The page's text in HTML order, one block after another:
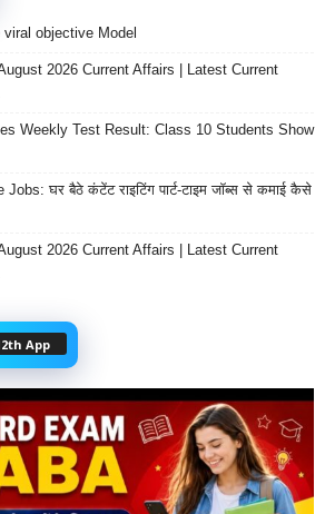
objective Model
2026 Current Affairs | Latest Current
Weekly Test Result: Class 10 Students Show
घर बैठे कंटेंट राइटिंग पार्ट-टाइम जॉब्स से कमाई कैसे
2026 Current Affairs | Latest Current
App